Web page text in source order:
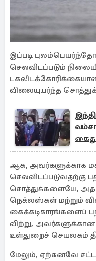
இப்படி
செலவிடப்படும்
விலையுயர்ந்த
ஆக, அவர்களுக்காக
செலவிடப்படுவதற்கு
சொத்துக்களையே,
நெக்லஸ்கள் மற்றும்
கைக்கடிகாரங்களைப்
விற்று,
உள்துறைச் செயலகம்
மேலும், ஏற்கனவே